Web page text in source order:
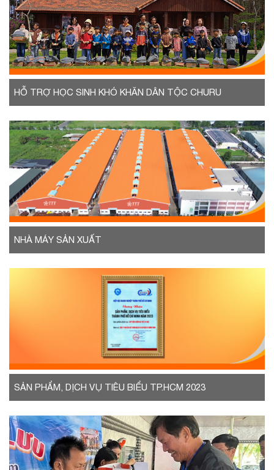
HỖ TRỢ HỌC SINH KHÓ KHĂN DÂN TỘC CHURU
NHÀ MÁY SẢN XUẤT
SẢN PHẨM, DỊCH VỤ TIÊU BIỂU TP.HCM 2023